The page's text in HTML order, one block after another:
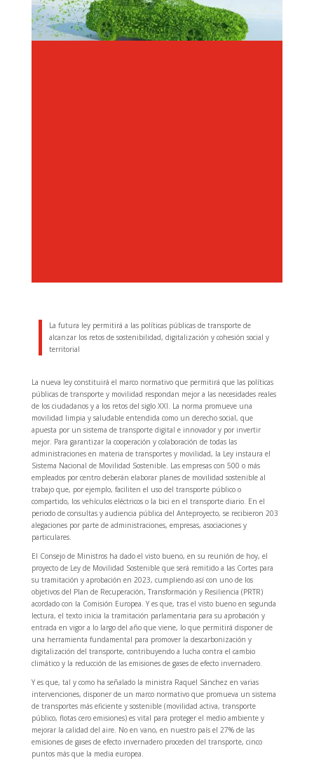
La futura ley permitirá a las políticas públicas de transporte de
alcanzar los retos de sostenibilidad, digitalización y cohesión social y
territorial
La nueva ley constituirá el marco normativo que permitirá que las políticas
públicas de transporte y movilidad respondan mejor a las necesidades reales
de los ciudadanos y a los retos del siglo XXI. La norma promueve una
movilidad limpia y saludable entendida como un derecho social, que
apuesta por un sistema de transporte digital e innovador y por invertir
mejor. Para garantizar la cooperación y colaboración de todas las
administraciones en materia de transportes y movilidad, la Ley instaura el
Sistema Nacional de Movilidad Sostenible. Las empresas con 500 o más
empleados por centro deberán elaborar planes de movilidad sostenible al
trabajo que, por ejemplo, faciliten el uso del transporte público o
compartido, los vehículos eléctricos o la bici en el transporte diario. En el
periodo de consultas y audiencia pública del Anteproyecto, se recibieron 203
alegaciones por parte de administraciones, empresas, asociaciones y
particulares.
El Consejo de Ministros ha dado el visto bueno, en su reunión de hoy, el
proyecto de Ley de Movilidad Sostenible que será remitido a las Cortes para
su tramitación y aprobación en 2023, cumpliendo así con uno de los
objetivos del Plan de Recuperación, Transformación y Resiliencia (PRTR)
acordado con la Comisión Europea. Y es que, tras el visto bueno en segunda
lectura, el texto inicia la tramitación parlamentaria para su aprobación y
entrada en vigor a lo largo del año que viene, lo que permitirá disponer de
una herramienta fundamental para promover la descarbonización y
digitalización del transporte, contribuyendo a lucha contra el cambio
climático y la reducción de las emisiones de gases de efecto invernadero.
Y es que, tal y como ha señalado la ministra Raquel Sánchez en varias
intervenciones, disponer de un marco normativo que promueva un sistema
de transportes más eficiente y sostenible (movilidad activa, transporte
público, flotas cero emisiones) es vital para proteger el medio ambiente y
mejorar la calidad del aire. No en vano, en nuestro país el 27% de las
emisiones de gases de efecto invernadero proceden del transporte, cinco
puntos más que la media europea.